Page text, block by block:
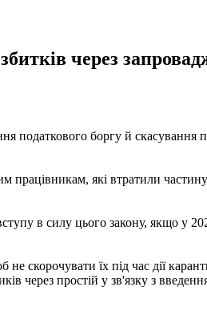
через
податкового боргу й
які втратили
в силу цього закону, якщо у
їх під час дії
через простій у зв'язку з